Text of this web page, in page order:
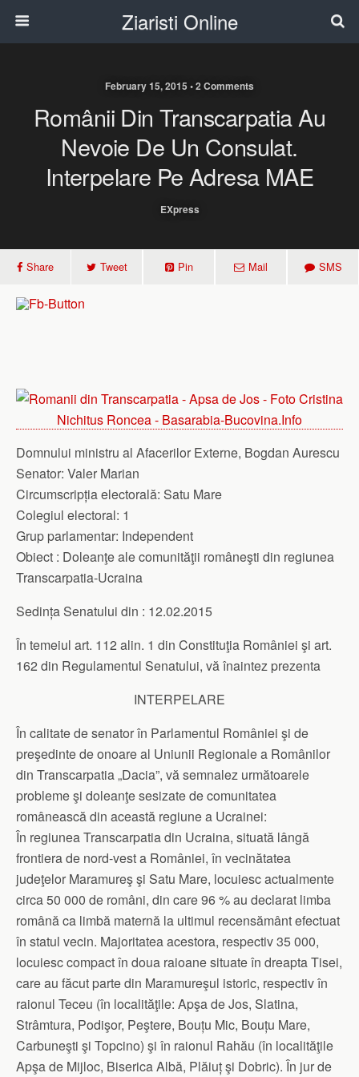
Ziaristi Online
February 15, 2015 • 2 Comments
Românii Din Transcarpatia Au
Nevoie De Un Consulat.
Interpelare Pe Adresa MAE
EXpress
Share Tweet Pin Mail SMS
Domnului ministru al Afacerilor Externe, Bogdan Aurescu
Senator: Valer Marian
Circumscripția electorală: Satu Mare
Colegiul electoral: 1
Grup parlamentar: Independent
Obiect : Doleanţe ale comunităţii româneşti din regiunea
Transcarpatia-Ucraina
Sedința Senatului din : 12.02.2015
În temeiul art. 112 alin. 1 din Constituţia României şi art.
162 din Regulamentul Senatului, vă înaintez prezenta
INTERPELARE
În calitate de senator în Parlamentul României şi de
preşedinte de onoare al Uniunii Regionale a Românilor
din Transcarpatia „Dacia”, vă semnalez următoarele
probleme şi doleanţe sesizate de comunitatea
românească din această regiune a Ucrainei:
În regiunea Transcarpatia din Ucraina, situată lângă
frontiera de nord-vest a României, în vecinătatea
judeţelor Maramureş şi Satu Mare, locuiesc actualmente
circa 50 000 de români, din care 96 % au declarat limba
română ca limbă maternă la ultimul recensământ efectuat
în statul vecin. Majoritatea acestora, respectiv 35 000,
locuiesc compact în doua raioane situate în dreapta Tisei,
care au făcut parte din Maramureşul istoric, respectiv în
raionul Teceu (în localităţile: Apşa de Jos, Slatina,
Strâmtura, Podişor, Peştere, Bouțu Mic, Bouțu Mare,
Carbuneşti şi Topcino) şi în raionul Rahău (în localităţile
Apşa de Mijloc, Biserica Albă, Plăiuț şi Dobric). În jur de